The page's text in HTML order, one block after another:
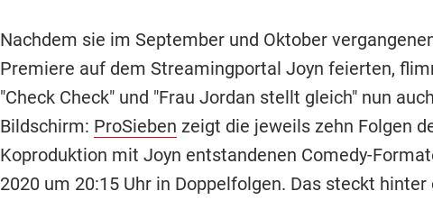
Nachdem sie im September und Oktober
Premiere auf dem Streamingportal Joyn feierten,
"Check Check" und "Frau Jordan stellt gleich" nun
Bildschirm: ProSieben zeigt die jeweils zehn Folgen
Koproduktion mit Joyn entstandenen Comedy-
2020 um 20:15 Uhr in Doppelfolgen. Das steckt